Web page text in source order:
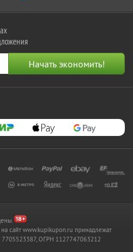
сайт www.kupikupon.ru принадлежат
ОГРН 1127747063212